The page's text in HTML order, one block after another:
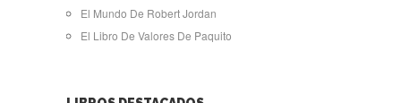
El Mundo De Robert Jordan
El Libro De Valores De Paquito